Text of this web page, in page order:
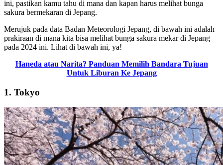
ini, pastikan kamu tahu di mana dan kapan harus melihat bunga
sakura bermekaran di Jepang.
Merujuk pada data Badan Meteorologi Jepang, di bawah ini adalah
prakiraan di mana kita bisa melihat bunga sakura mekar di Jepang
pada 2024 ini. Lihat di bawah ini, ya!
Haneda atau Narita? Panduan Memilih Bandara Tujuan
Untuk Liburan Ke Jepang
1. Tokyo